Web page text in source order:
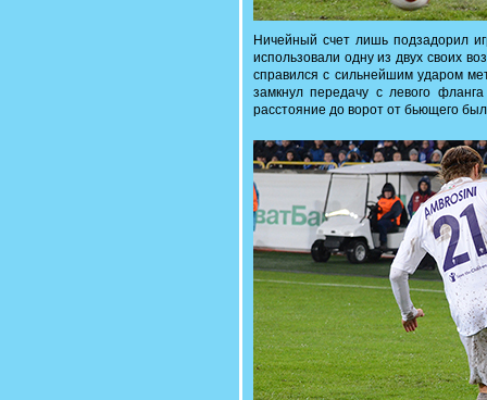
Ничейный счет лишь подзадорил
использовали одну из двух своих
справился с сильнейшим ударом
замкнул передачу с левого
расстояние до ворот от бьющего